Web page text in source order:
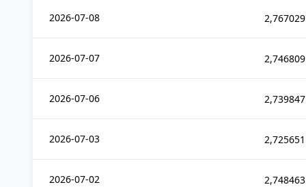
2026-07-08 2,767029
2026-07-07 2,746809
2026-07-06 2,739847
2026-07-03 2,725651
2026-07-02 2,748463